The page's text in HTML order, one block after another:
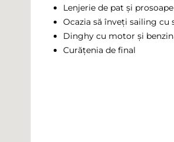
Lenjerie de pat și prosoape
Ocazia să înveți sailing cu
Dinghy cu motor și
Curățenia de final